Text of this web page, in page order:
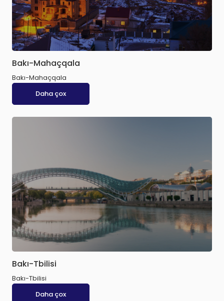
Bakı-Mahaçqala
Bakı-Mahaçqala
Daha çox
Bakı-Tbilisi
Bakı-Tbilisi
Daha çox